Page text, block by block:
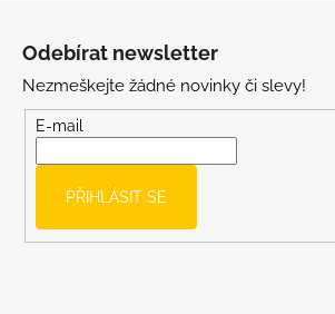
Odebírat newsletter
Nezmeškejte žádné novinky či slevy!
E-mail
PŘIHLÁSIT SE